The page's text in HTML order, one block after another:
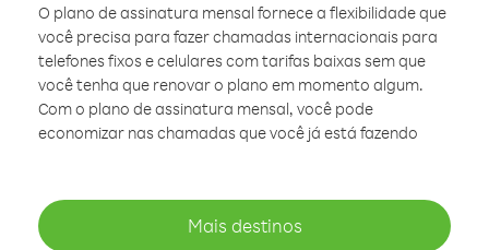
O plano de assinatura mensal fornece a flexibilidade que
você precisa para fazer chamadas internacionais para
telefones fixos e celulares com tarifas baixas sem que
você tenha que renovar o plano em momento algum.
Com o plano de assinatura mensal, você pode
economizar nas chamadas que você já está fazendo
Mais destinos